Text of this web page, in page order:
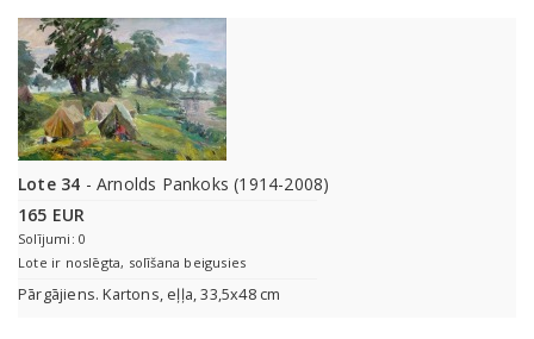
Lote 34 - Arnolds Pankoks (1914-2008)
165 EUR
Solījumi: 0
Lote ir noslēgta, solīšana beigusies
Pārgājiens. Kartons, eļļa, 33,5x48 cm